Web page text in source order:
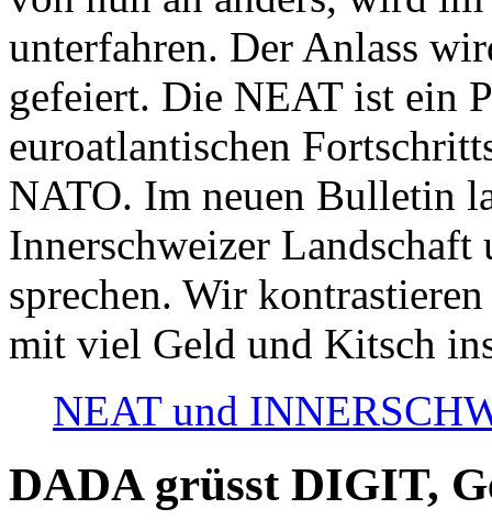
unterfahren. Der Anlass
gefeiert. Die NEAT ist ein
euroatlantischen
NATO. Im neuen Bulletin
Innerschweizer
sprechen. Wir
mit viel Geld und Kitsch
NEAT und
DADA grüsst DIGIT,